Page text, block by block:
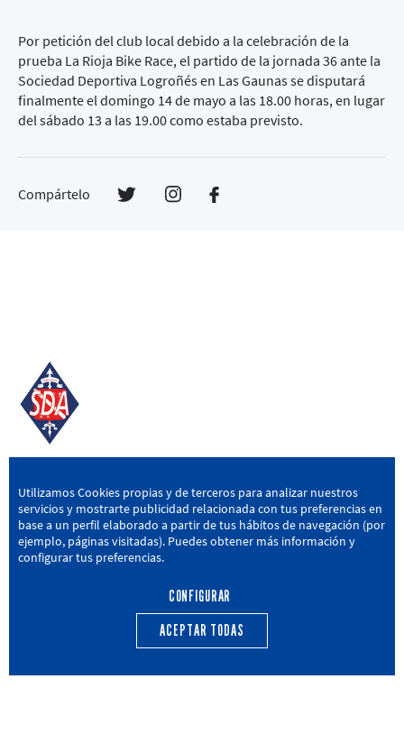
Por petición del club local debido a la celebración de la
prueba La Rioja Bike Race, el partido de la jornada 36 ante la
Sociedad Deportiva Logroñés en Las Gaunas se disputará
finalmente el domingo 14 de mayo a las 18.00 horas, en lugar
del sábado 13 a las 19.00 como estaba previsto.
Compártelo
SD AMOREBIETA
San Miguel Kalea, 16, 48340 Amorebieta, Bizkaia
946 604 751 | sda@sdamorebieta.eus
CANTERA ACTUALIDAD
Utilizamos Cookies propias y de terceros para analizar nuestros
servicios y mostrarte publicidad relacionada con tus preferencias en
base a un perfil elaborado a partir de tus hábitos de navegación (por
ejemplo, páginas visitadas). Puedes obtener más información y
configurar tus preferencias.
CONFIGURAR
ACEPTAR TODAS